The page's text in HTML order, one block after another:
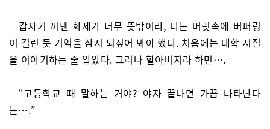
갑자기 꺼낸 화제가 너무 뜻밖이라, 나는 머릿속에 버퍼링
이 걸린 듯 기억을 잠시 되짚어 봐야 했다. 처음에는 대학 시절
을 이야기하는 줄 알았다. 그러나 할아버지라 하면….
“고등학교 때 말하는 거야? 야자 끝나면 가끔 나타난다
는….”